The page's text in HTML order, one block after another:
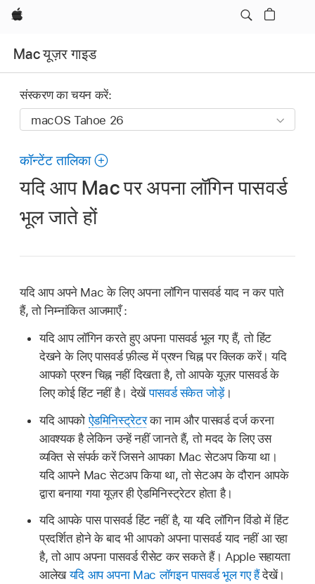
Apple
Mac यूज़र गाइड
संस्करण का चयन करें:
कॉन्टेंट तालिका
यदि आप Mac पर अपना लॉगिन पासवर्ड
भूल जाते हों
यदि आप अपने Mac के लिए अपना लॉगिन पासवर्ड याद न कर पाते
हैं, तो निम्नांकित आजमाएँ :
यदि आप लॉगिन करते हुए अपना पासवर्ड भूल गए हैं, तो हिंट
देखने के लिए पासवर्ड फ़ील्ड में प्रश्न चिह्न पर क्लिक करें। यदि
आपको प्रश्न चिह्न नहीं दिखता है, तो आपके यूज़र पासवर्ड के
लिए कोई हिंट नहीं है। देखेंपासवर्ड संकेत जोड़ें।
यदि आपकोऐडमिनिस्ट्रेटरका नाम और पासवर्ड दर्ज करना
आवश्यक है लेकिन उन्हें नहीं जानते हैं, तो मदद के लिए उस
व्यक्ति से संपर्क करें जिसने आपका Mac सेटअप किया था।
यदि आपने Mac सेटअप किया था, तो सेटअप के दौरान आपके
द्वारा बनाया गया यूज़र ही ऐडमिनिस्ट्रेटर होता है।
यदि आपके पास पासवर्ड हिंट नहीं है, या यदि लॉगिन विंडो में हिंट
प्रदर्शित होने के बाद भी आपको अपना पासवर्ड याद नहीं आ रहा
है, तो आप अपना पासवर्ड रीसेट कर सकते हैं। Apple सहायता
आलेखयदि आप अपना Mac लॉगइन पासवर्ड भूल गए हैंदेखें।